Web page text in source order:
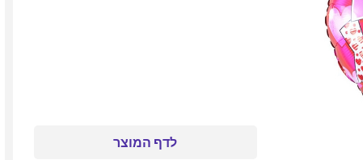
לדף המוצר